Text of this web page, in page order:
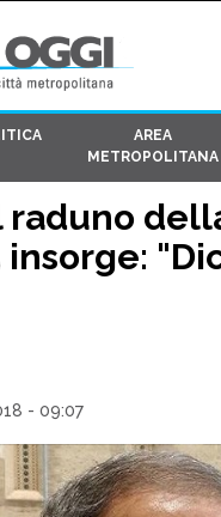
AREA
METROPOLITANA
raduno
insorge:
- 09:07